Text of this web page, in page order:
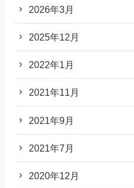
2026年3月
2025年12月
2022年1月
2021年11月
2021年9月
2021年7月
2020年12月